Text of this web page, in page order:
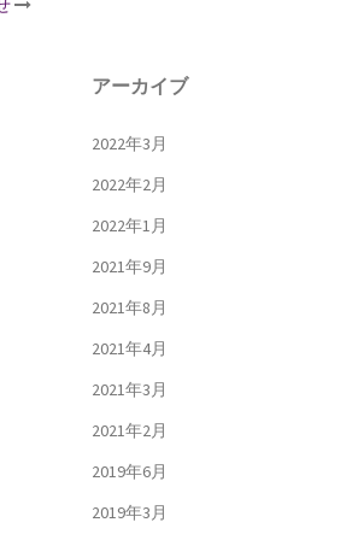
アーカイブ
2022年3月
2022年2月
2022年1月
2021年9月
2021年8月
2021年4月
2021年3月
2021年2月
2019年6月
2019年3月